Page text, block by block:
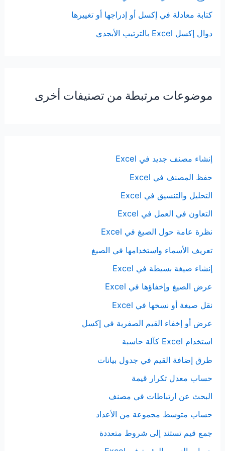
كتابة معادلة في إكسل أو إدراجها أو تغييرها
دوال إكسل Excel بالترتيب الأبجدي
موضوعات مرتبطة من تصنيفات أخرى
إنشاء مصنف جديد في Excel
حفظ المصنف في Excel
التحليل والتنسيق في Excel
التعاون في العمل في Excel
نظرة عامة حول الصيغ في Excel
تعريف الأسماء واستخدامها في الصيغ
إنشاء صيغة بسيطة في Excel
عرض الصيغ وإخفاؤها في Excel
نقل صيغة أو نسخها في Excel
عرض أو إخفاء القيم الصفرية في إكسل
استخدام Excel كآلة حاسبة
طرق إضافة القيم في جدول بيانات
حساب معدل تكرار قيمة
البحث عن ارتباطات في مصنف
حساب متوسط مجموعة من الأعداد
جمع قيم تستند إلى شروط متعددة